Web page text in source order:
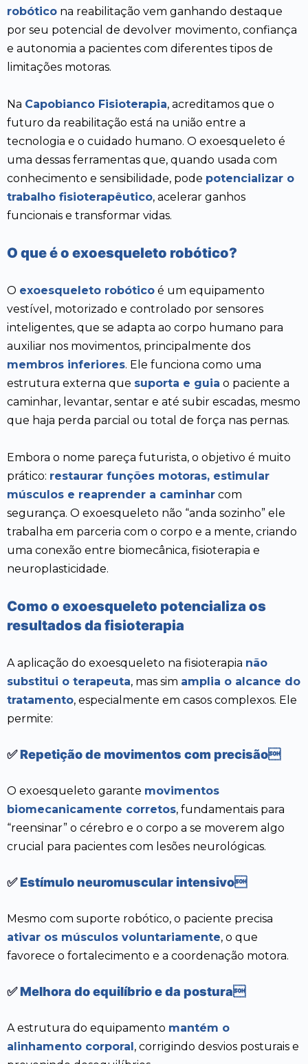
robótico na reabilitação vem ganhando destaque
por seu potencial de devolver movimento, confiança
e autonomia a pacientes com diferentes tipos de
limitações motoras.
Na Capobianco Fisioterapia, acreditamos que o
futuro da reabilitação está na união entre a
tecnologia e o cuidado humano. O exoesqueleto é
uma dessas ferramentas que, quando usada com
conhecimento e sensibilidade, pode potencializar o
trabalho fisioterapêutico, acelerar ganhos
funcionais e transformar vidas.
O que é o exoesqueleto robótico?
O exoesqueleto robótico é um equipamento
vestível, motorizado e controlado por sensores
inteligentes, que se adapta ao corpo humano para
auxiliar nos movimentos, principalmente dos
membros inferiores. Ele funciona como uma
estrutura externa que suporta e guia o paciente a
caminhar, levantar, sentar e até subir escadas, mesmo
que haja perda parcial ou total de força nas pernas.
Embora o nome pareça futurista, o objetivo é muito
prático: restaurar funções motoras, estimular
músculos e reaprender a caminhar com
segurança. O exoesqueleto não “anda sozinho” ele
trabalha em parceria com o corpo e a mente, criando
uma conexão entre biomecânica, fisioterapia e
neuroplasticidade.
Como o exoesqueleto potencializa os
resultados da fisioterapia
A aplicação do exoesqueleto na fisioterapia não
substitui o terapeuta, mas sim amplia o alcance do
tratamento, especialmente em casos complexos. Ele
permite:
✅Repetição de movimentos com precisão
O exoesqueleto garante movimentos
biomecanicamente corretos, fundamentais para
“reensinar” o cérebro e o corpo a se moverem algo
crucial para pacientes com lesões neurológicas.
✅Estímulo neuromuscular intensivo
Mesmo com suporte robótico, o paciente precisa
ativar os músculos voluntariamente, o que
favorece o fortalecimento e a coordenação motora.
✅Melhora do equilíbrio e da postura
A estrutura do equipamento mantém o
alinhamento corporal, corrigindo desvios posturais e